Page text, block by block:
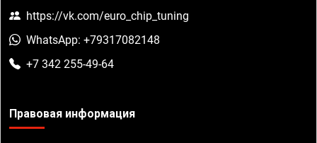
https://vk.com/euro_chip_tuning
WhatsApp: +79317082148
+7 342 255-49-64
Правовая информация